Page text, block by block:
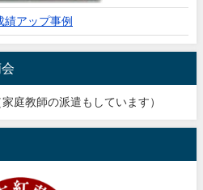
績アップ事例
庭教師の派遣もしています）